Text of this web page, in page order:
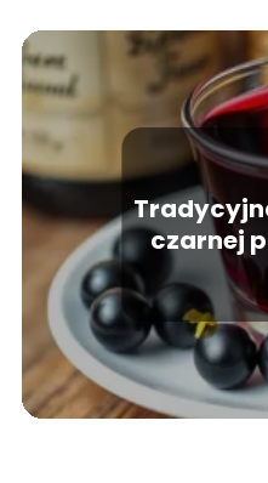
czarnej
prosty